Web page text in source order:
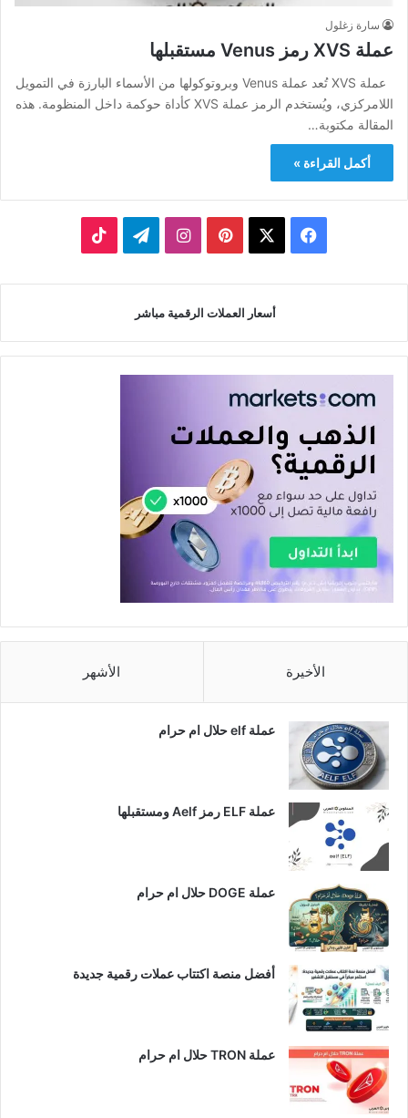
سارة زغلول
عملة XVS رمز Venus مستقبلها
عملة XVS تُعد عملة Venus وبروتوكولها من الأسماء البارزة في التمويل
اللامركزي، ويُستخدم الرمز عملة XVS كأداة حوكمة داخل المنظومة.​ هذه
المقالة مكتوبة…
أكمل القراءة »
فيسبوك بينتيريستانستقرامتيلقرام
أسعار العملات الرقمية مباشر
الأخيرة الأشهر
عملة elf حلال ام حرام
عملة ELF رمز Aelf ومستقبلها
عملة DOGE حلال ام حرام
أفضل منصة اكتتاب عملات رقمية جديدة
عملة TRON حلال ام حرام​